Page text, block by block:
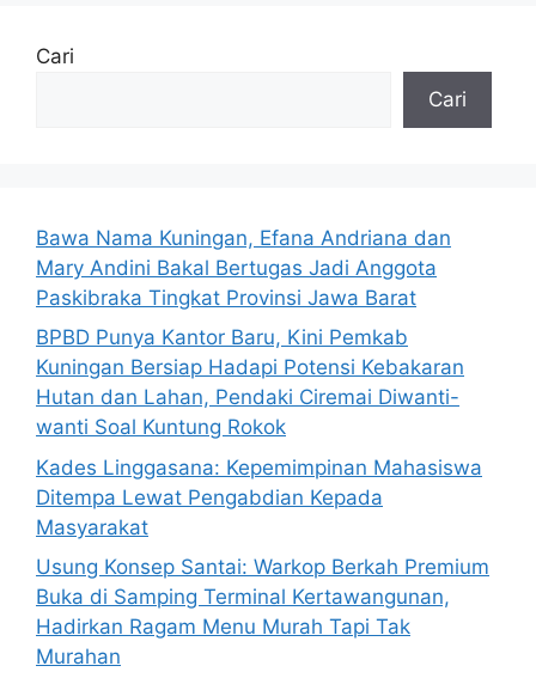
Cari
Cari
Bawa Nama Kuningan, Efana Andriana dan
Mary Andini Bakal Bertugas Jadi Anggota
Paskibraka Tingkat Provinsi Jawa Barat
BPBD Punya Kantor Baru, Kini Pemkab
Kuningan Bersiap Hadapi Potensi Kebakaran
Hutan dan Lahan, Pendaki Ciremai Diwanti-
wanti Soal Kuntung Rokok
Kades Linggasana: Kepemimpinan Mahasiswa
Ditempa Lewat Pengabdian Kepada
Masyarakat
Usung Konsep Santai: Warkop Berkah Premium
Buka di Samping Terminal Kertawangunan,
Hadirkan Ragam Menu Murah Tapi Tak
Murahan